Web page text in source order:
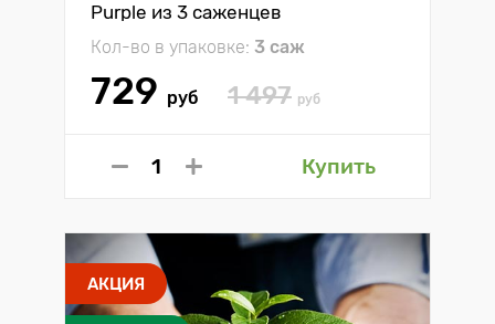
Purple из 3 саженцев
Кол-во в упаковке: 3 саж
729 руб 1 497 руб
Купить
АКЦИЯ